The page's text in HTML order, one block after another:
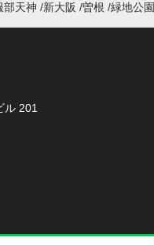
部天神 新大阪 曽根 緑地公園
ル 201